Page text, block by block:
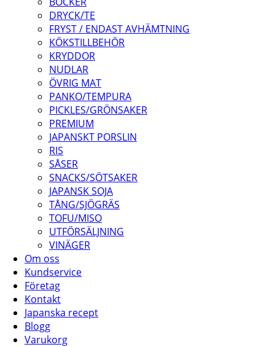
DRYCK/TE
FRYST / ENDAST AVHÄMTNING
KÖKSTILLBEHÖR
KRYDDOR
NUDLAR
ÖVRIG MAT
PANKO/TEMPURA
PICKLES/GRÖNSAKER
PREMIUM
JAPANSKT PORSLIN
RIS
SÅSER
SNACKS/SÖTSAKER
JAPANSK SOJA
TÅNG/SJÖGRÄS
TOFU/MISO
UTFÖRSÄLJNING
VINÄGER
Om oss
Kundservice
Företag
Kontakt
Japanska recept
Blogg
Varukorg